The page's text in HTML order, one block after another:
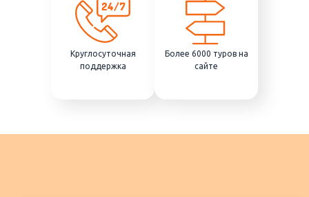
Круглосуточная
поддержка
Более 6000 туров на
сайте